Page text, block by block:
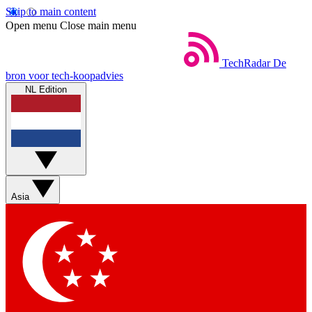
Skip to main content
Open menu Close main menu
TechRadar De
bron voor tech-koopadvies
NL Edition
Asia